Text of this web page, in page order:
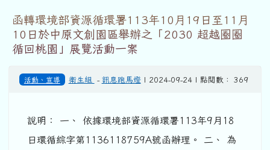
函轉環境部資源循環署113年10月19日至11月
10日於中原文創園區舉辦之「2030 超越圈圈
循回桃園」展覽活動一案
活動、宣導 衛生組 - 訊息跑馬燈| 2024-09-24 | 點閱數： 369
說明： 一、 依據環境部資源循環署113年9月18
日環循綜字第1136118759A號函辦理。 二、 為